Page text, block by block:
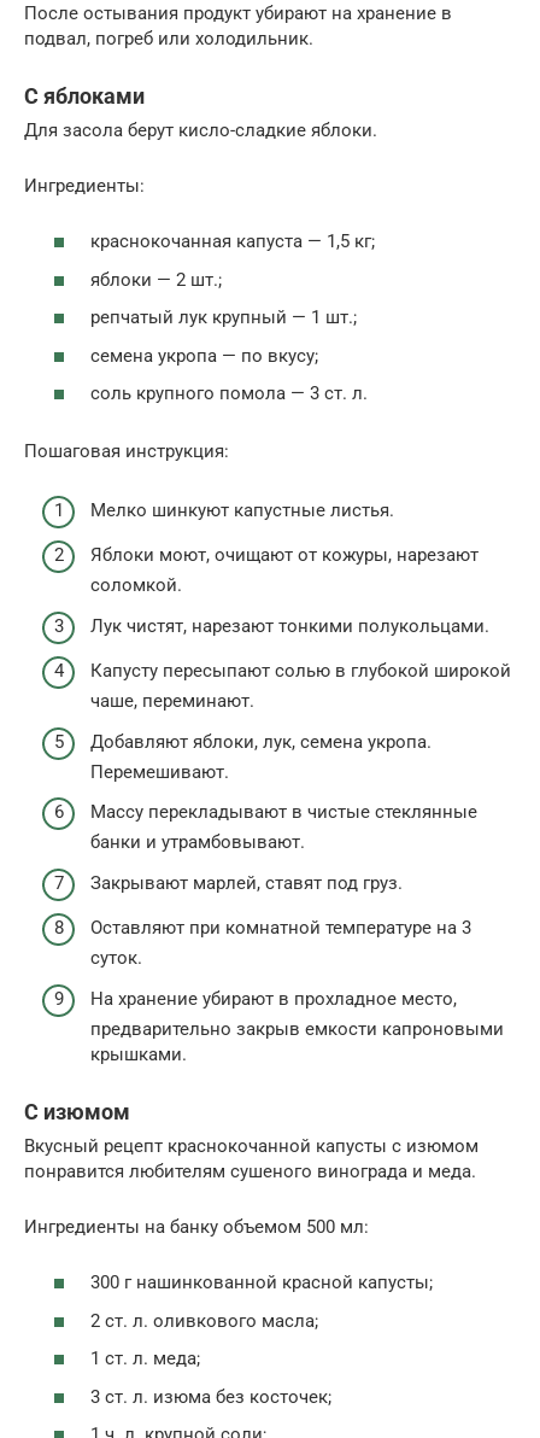
После остывания продукт убирают на хранение в
подвал, погреб или холодильник.
С яблоками
Для засола берут кисло-сладкие яблоки.
Ингредиенты:
краснокочанная капуста — 1,5 кг;
яблоки — 2 шт.;
репчатый лук крупный — 1 шт.;
семена укропа — по вкусу;
соль крупного помола — 3 ст. л.
Пошаговая инструкция:
Мелко шинкуют капустные листья.
Яблоки моют, очищают от кожуры, нарезают
соломкой.
Лук чистят, нарезают тонкими полукольцами.
Капусту пересыпают солью в глубокой широкой
чаше, переминают.
Добавляют яблоки, лук, семена укропа.
Перемешивают.
Массу перекладывают в чистые стеклянные
банки и утрамбовывают.
Закрывают марлей, ставят под груз.
Оставляют при комнатной температуре на 3
суток.
На хранение убирают в прохладное место,
предварительно закрыв емкости капроновыми
крышками.
С изюмом
Вкусный рецепт краснокочанной капусты с изюмом
понравится любителям сушеного винограда и меда.
Ингредиенты на банку объемом 500 мл:
300 г нашинкованной красной капусты;
2 ст. л. оливкового масла;
1 ст. л. меда;
3 ст. л. изюма без косточек;